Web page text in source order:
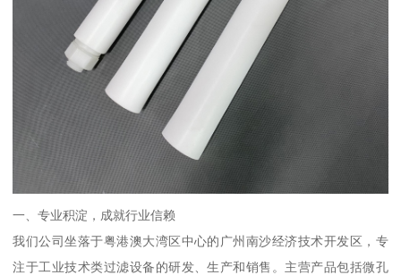
一、专业积淀，成就行业信赖
我们公司坐落于粤港澳大湾区中心的广州南沙经济技术开发区，专
注于工业技术类过滤设备的研发、生产和销售。主营产品包括微孔